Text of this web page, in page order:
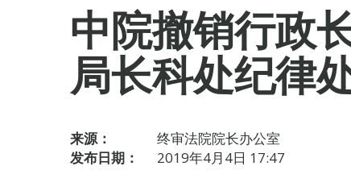
中院撤销行政
局长科处纪律
来源：
终审法院院长办公室
发布日期：
2019年4月4日 17:47